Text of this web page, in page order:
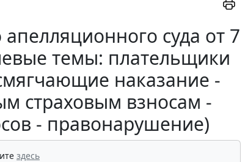
суда от 7
темы: плательщики
наказание -
страховым взносам -
- правонарушение)
здесь